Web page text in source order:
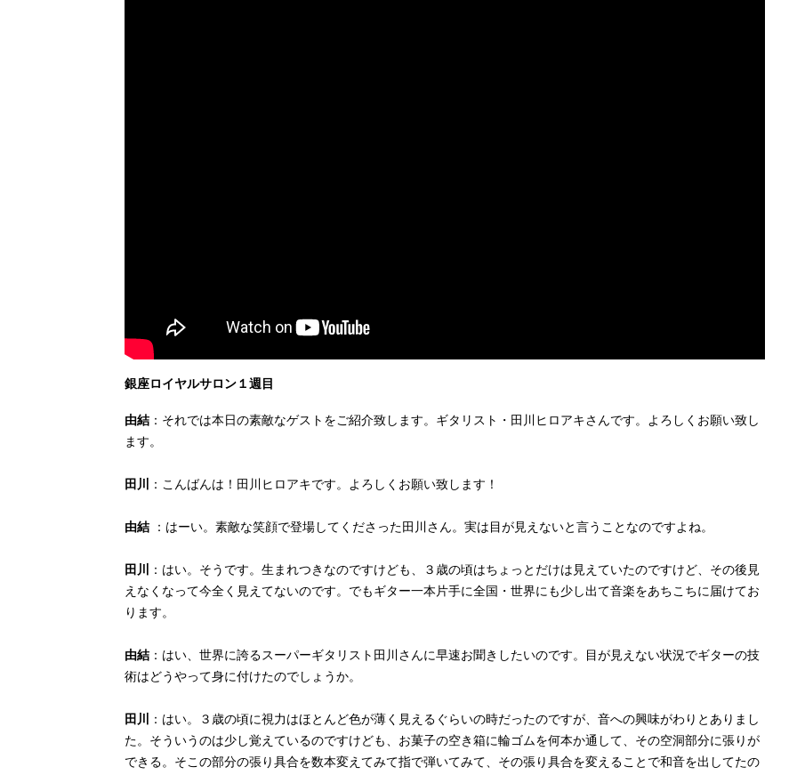
銀座ロイヤルサロン１週目
由結 ：それでは本日の素敵なゲストをご紹介致します。ギタリスト・田川ヒロアキさんです。よろしくお願い致し
ます。
田川 ：こんばんは！田川ヒロアキです。よろしくお願い致します！
由結 ：はーい。素敵な笑顔で登場してくださった田川さん。実は目が見えないと言うことなのですよね。
田川
：はい。そうです。生まれつきなのですけども、３歳の頃はちょっとだけは見えていたのですけど、その後見
えなくなって今全く見えてないのです。でもギター一本片手に全国・世界にも少し出て音楽をあちこちに届けてお
ります。
由結 ：はい、世界に誇るスーパーギタリスト田川さんに早速お聞きしたいのです。目が見えない状況でギターの技
術はどうやって身に付けたのでしょうか。
田川
：はい。３歳の頃に視力はほとんど色が薄く見えるぐらいの時だったのですが、音への興味がわりとありまし
た。そういうのは少し覚えているのですけども、お菓子の空き箱に輪ゴムを何本か通して、その空洞部分に張りが
できる。そこの部分の張り具合を数本変えてみて指で弾いてみて、その張り具合を変えることで和音を出してたの